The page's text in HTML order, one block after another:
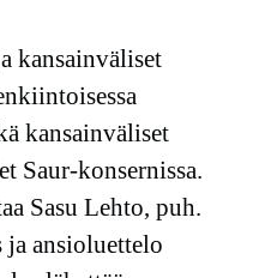
kansainväliset
kansainväliset
Saur-konsernissa.
Sasu Lehto, puh.
ja ansioluettelo